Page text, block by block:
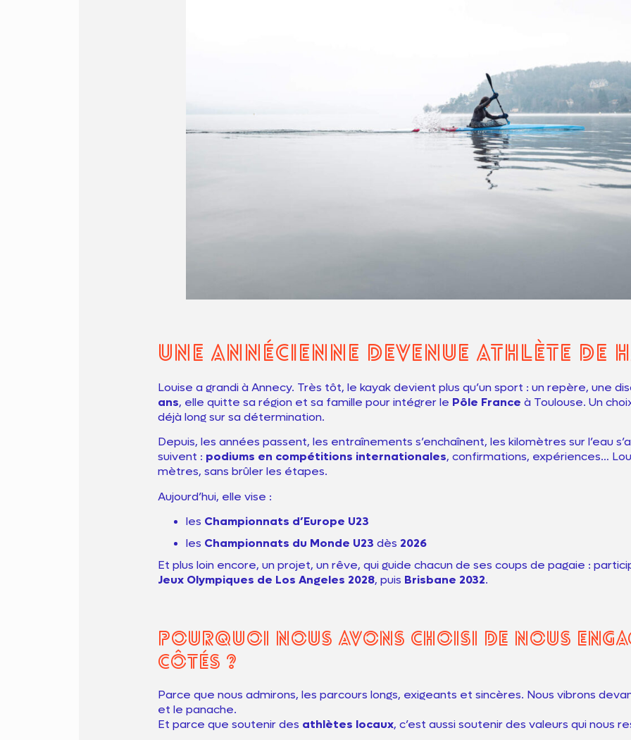
Une annécienne devenue athlète de
Louise a grandi à Annecy. Très tôt, le kayak devient plus qu’un sport : un repère, une
ans, elle quitte sa région et sa famille pour intégrer le Pôle France à Toulouse. Un
déjà long sur sa détermination.
Depuis, les années passent, les entraînements s’enchaînent, les kilomètres sur l’eau
suivent : podiums en compétitions internationales, confirmations, expériences…
mètres, sans brûler les étapes.
Aujourd’hui, elle vise :
les Championnats d’Europe U23
les Championnats du Monde U23 dès 2026
Et plus loin encore, un projet, un rêve, qui guide chacun de ses coups de pagaie :
Jeux Olympiques de Los Angeles 2028, puis Brisbane 2032.
Pourquoi nous avons choisi de nous
côtés ?
Parce que nous admirons, les parcours longs, exigeants et sincères. Nous vibrons
et le panache.
Et parce que soutenir des athlètes locaux, c’est aussi soutenir des valeurs qui nous